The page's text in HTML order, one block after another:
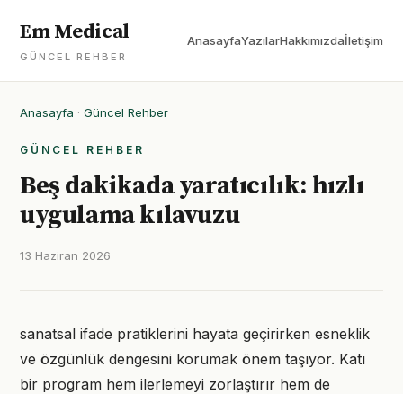
Em Medical
GÜNCEL REHBER
AnasayfaYazılarHakkımızdaİletişim
Anasayfa · Güncel Rehber
GÜNCEL REHBER
Beş dakikada yaratıcılık: hızlı
uygulama kılavuzu
13 Haziran 2026
sanatsal ifade pratiklerini hayata geçirirken esneklik
ve özgünlük dengesini korumak önem taşıyor. Katı
bir program hem ilerlemeyi zorlaştırır hem de